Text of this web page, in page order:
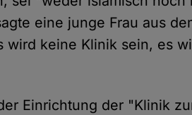
eine junge Frau aus
wird keine Klinik sein, es
Einrichtung der "Klinik